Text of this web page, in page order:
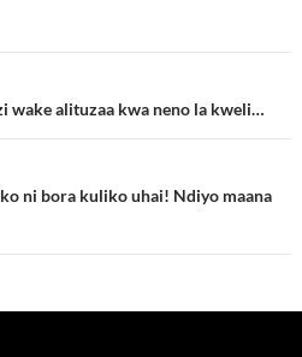
wake alituzaa kwa neno la kweli…
ni bora kuliko uhai! Ndiyo maana